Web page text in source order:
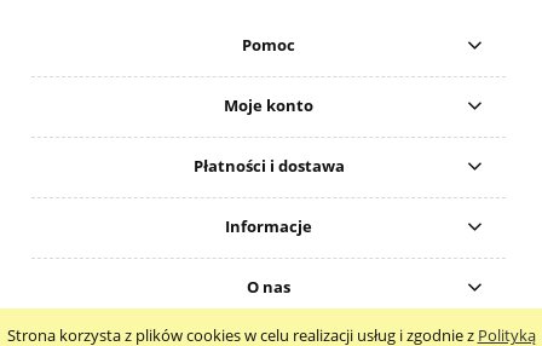
Strona korzysta z plików cookies w celu realizacji usług i zgodnie z Polityką
Pomoc
Moje konto
Płatności i dostawa
Informacje
O nas